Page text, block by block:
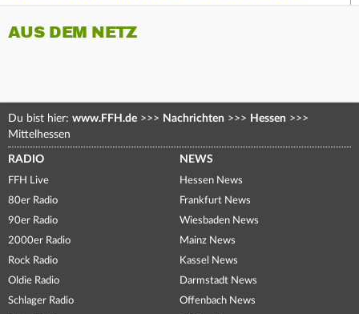
AUS DEM NETZ
Du bist hier: www.FFH.de >>> Nachrichten >>> Hessen >>>
Mittelhessen
RADIO
FFH Live
80er Radio
90er Radio
2000er Radio
Rock Radio
Oldie Radio
Schlager Radio
NEWS
Hessen News
Frankfurt News
Wiesbaden News
Mainz News
Kassel News
Darmstadt News
Offenbach News